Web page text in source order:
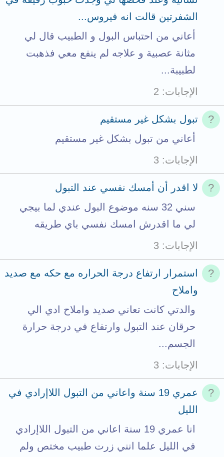
الشفرتين قالت انه فيروس...
أعاني من احتباس البول و الطبيب قال لي
مثانة عصبية و علاجه لم ينفع معي فذهبت
لطبيبة...
الإجابات
2
تبول بشكل غير مستقيم
أعاني من تبول بشكل غير مستقيم
الإجابات
3
لا اقدر أن أمسك نفسي عند التبول
سني 32 سنه موضوع البول عندي لما بيجي
لي ما اقدرش امسك نفسي باي طريقه
الإجابات
3
استمرار ارتفاع درجة الحراره مع حكه مع صديد
واملاح
والدتي كانت تعاني صديد واملاح ادي الي
حرقان عند التبول وارتفاع في درجة حرارة
الجسم...
الإجابات
3
عمري 19 سنة واعاني من التبول اللاإرادي في
الليل
انا عمري 19 سنة اعاني من التبول اللاإرادي
في الليل علما انني زرت طبيب مختص ولم